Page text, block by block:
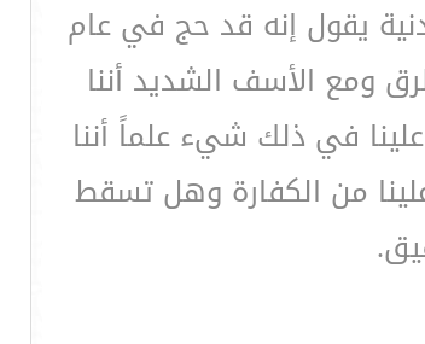
يقول إنه قد حج في عام
ومع الأسف الشديد أننا
في ذلك شيء علماً أننا
من الكفارة وهل تسقط